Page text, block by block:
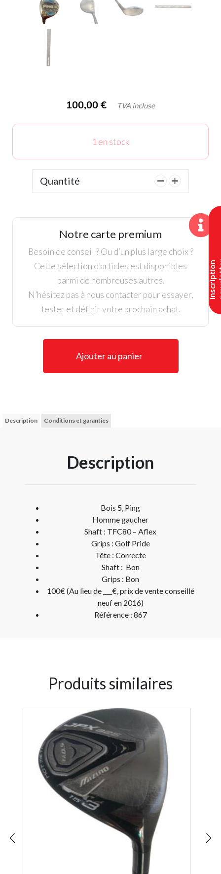
I
n
s
c
r
i
p
t
i
o
n
n
e
w
s
l
e
t
t
e
100,00 € TVA incluse
1 en stock
Quantité
quantité
Gaucher
Notre carte premium
Besoin de conseil ? Ou d’un plus large choix ?
Cette sélection d’articles est disponibles
parmi de nombreuses autres.
N’hésitez pas à nous contacter pour essayer,
tester et définir votre prochain achat.
Ajouter au panier
Description Conditions et garanties
Description
Bois 5, Ping
Homme gaucher
Shaft : TFC80 – Aflex
Grips : Golf Pride
Tête : Correcte
Shaft : Bon
Grips : Bon
100€ (Au lieu de ___€, prix de vente conseillé
neuf en 2016)
Référence : 867
Produits similaires